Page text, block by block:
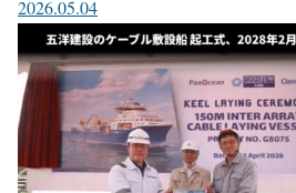
2026.05.04